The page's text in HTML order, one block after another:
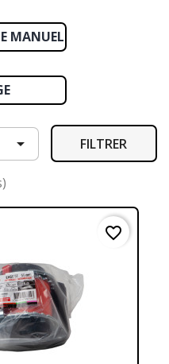
MANUEL
 FILTRER
favorite_border